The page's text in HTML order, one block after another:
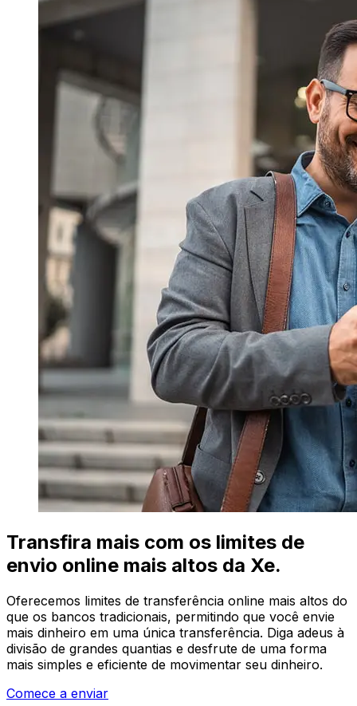
Transfira mais com os limites de
envio online mais altos da Xe.
Oferecemos limites de transferência online mais altos do
que os bancos tradicionais, permitindo que você envie
mais dinheiro em uma única transferência. Diga adeus à
divisão de grandes quantias e desfrute de uma forma
mais simples e eficiente de movimentar seu dinheiro.
Comece a enviar